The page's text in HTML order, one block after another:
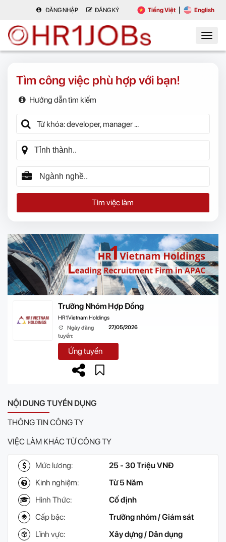
ĐĂNG NHẬP ĐĂNG KÝ Tiếng Việt English
Tìm công việc phù hợp với bạn!
Hướng dẫn tìm kiếm
Tìm việc làm
Trưởng Nhóm Hợp Đồng
HR1Vietnam Holdings
Ngày đăng
tuyển:
27/05/2026
Ứng tuyển
NỘI DUNG TUYỂN DỤNG
THÔNG TIN CÔNG TY
VIỆC LÀM KHÁC TỪ CÔNG TY
Mức lương:
25 - 30 Triệu VNĐ
Kinh nghiệm:
Từ 5 Năm
Hình Thức:
Cố định
Cấp bậc:
Trưởng nhóm / Giám sát
Lĩnh vực:
Xây dựng / Dân dụng